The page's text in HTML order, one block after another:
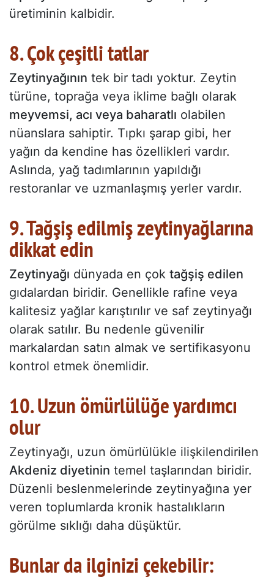
üretiminin kalbidir.
8. Çok çeşitli tatlar
Zeytinyağının tek bir tadı yoktur. Zeytin
türüne, toprağa veya iklime bağlı olarak
meyvemsi, acı veya baharatlı olabilen
nüanslara sahiptir. Tıpkı şarap gibi, her
yağın da kendine has özellikleri vardır.
Aslında, yağ tadımlarının yapıldığı
restoranlar ve uzmanlaşmış yerler vardır.
9. Tağşiş edilmiş zeytinyağlarına
dikkat edin
Zeytinyağı dünyada en çok tağşiş edilen
gıdalardan biridir. Genellikle rafine veya
kalitesiz yağlar karıştırılır ve saf zeytinyağı
olarak satılır. Bu nedenle güvenilir
markalardan satın almak ve sertifikasyonu
kontrol etmek önemlidir.
10. Uzun ömürlülüğe yardımcı
olur
Zeytinyağı, uzun ömürlülükle ilişkilendirilen
Akdeniz diyetinin temel taşlarından biridir.
Düzenli beslenmelerinde zeytinyağına yer
veren toplumlarda kronik hastalıkların
görülme sıklığı daha düşüktür.
Bunlar da ilginizi çekebilir: